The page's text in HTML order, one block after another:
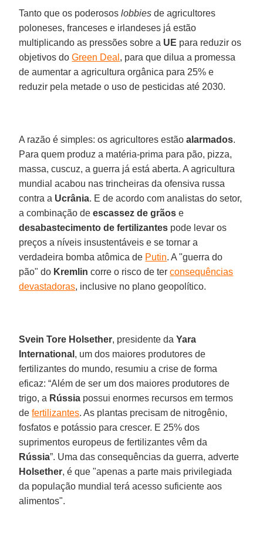
Tanto que os poderososlobbies de agricultores
poloneses, franceses e irlandeses já estão
multiplicando as pressões sobre a UE para reduzir os
objetivos doGreen Deal , para que dilua a promessa
de aumentar a agricultura orgânica para 25% e
reduzir pela metade o uso de pesticidas até 2030.
A razão é simples: os agricultores estãoalarmados.
Para quem produz a matéria-prima para pão, pizza,
massa, cuscuz, a guerra já está aberta. A agricultura
mundial acabou nas trincheiras da ofensiva russa
contra a Ucrânia. E de acordo com analistas do setor,
a combinação deescassez de grãos e
desabastecimento de fertilizantes pode levar os
preços a níveis insustentáveis e se tornar a
verdadeira bomba atômica de Putin. A "guerra do
pão" do Kremlin corre o risco de terconsequências
devastadoras, inclusive no plano geopolítico.
Svein Tore Holsether, presidente daYara
International , um dos maiores produtores de
fertilizantes do mundo, resumiu a crise de forma
eficaz: “Além de ser um dos maiores produtores de
trigo, a Rússia possui enormes recursos em termos
defertilizantes. As plantas precisam de nitrogênio,
fosfatos e potássio para crescer. E 25% dos
suprimentos europeus de fertilizantes vêm da
Rússia”. Uma das consequências da guerra, adverte
Holsether, é que "apenas a parte mais privilegiada
da população mundial terá acesso suficiente aos
alimentos".